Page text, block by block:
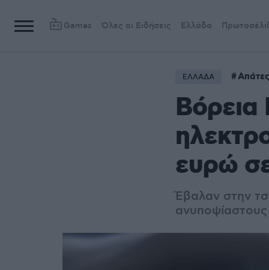
Games Όλες οι Ειδήσεις Ελλάδα
ΕΛΛΑΔΑ Απάτες
ευρώ
Έβαλαν στην
ανυποψίαστους